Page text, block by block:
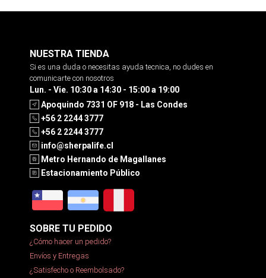
NUESTRA TIENDA
Si es una duda o necesitas ayuda tecnica, no dudes en
comunicarte con nosotros
Lun. - Vie. 10:30 a 14:30 - 15:00 a 19:00
Apoquindo 7331 OF 918 - Las Condes
+56 2 2244 3777
+56 2 2244 3777
info@sherpalife.cl
Metro Hernando de Magallanes
Estacionamiento Público
SOBRE TU PEDIDO
¿Cómo hacer un pedido?
Envíos y Entregas
¿Satisfecho o Reembolsado?